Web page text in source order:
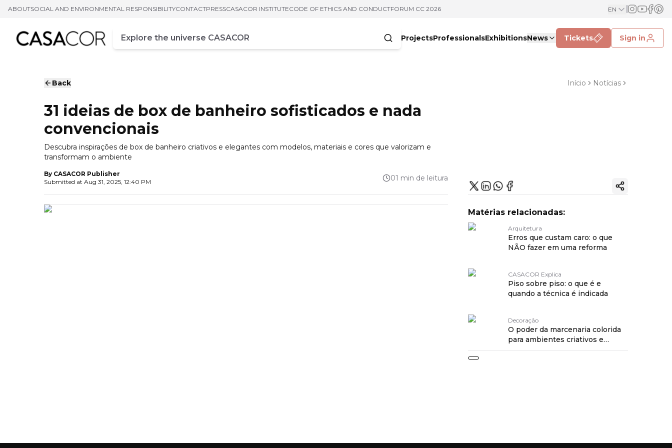
ABOUTSOCIAL AND ENVIRONMENTAL RESPONSIBILITYCONTACTPRESSCASACOR INSTITUTECODE OF ETHICS AND CONDUCTFORUM CC 2026 EN
Campo de busca
Enter at least three characters
ProjectsProfessionalsExhibitionsNews Tickets Sign in
Back Início Notícias
31 ideias de box de banheiro sofisticados e nada
convencionais
Descubra inspirações de box de banheiro criativos e elegantes com modelos, materiais e cores que valorizam e
transformam o ambiente
By CASACOR Publisher
Submitted at Aug 31, 2025, 12:40 PM
01 min de leitura
Copy ink
Matérias relacionadas:
Arquitetura
Erros que custam caro: o que
NÃO fazer em uma reforma
CASACOR Explica
Piso sobre piso: o que é e
quando a técnica é indicada
Decoração
O poder da marcenaria colorida
para ambientes criativos e
práticos